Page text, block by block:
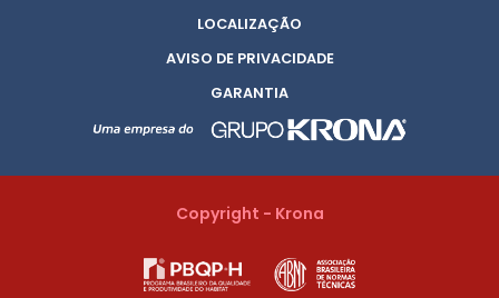
LOCALIZAÇÃO
AVISO DE PRIVACIDADE
GARANTIA
Copyright - Krona